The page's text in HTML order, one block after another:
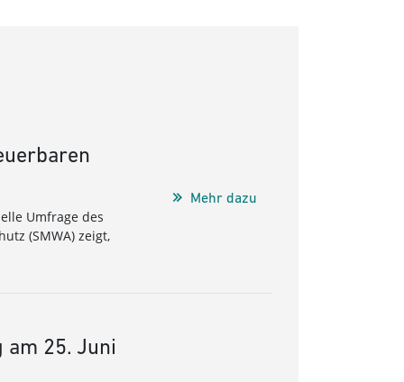
Umfrage des
(SMWA) zeigt,
Mehr dazu
am 25. Juni